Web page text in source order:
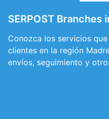
SERPOST Branches
Conozca los servicios que
clientes en la región
envíos, seguimiento y